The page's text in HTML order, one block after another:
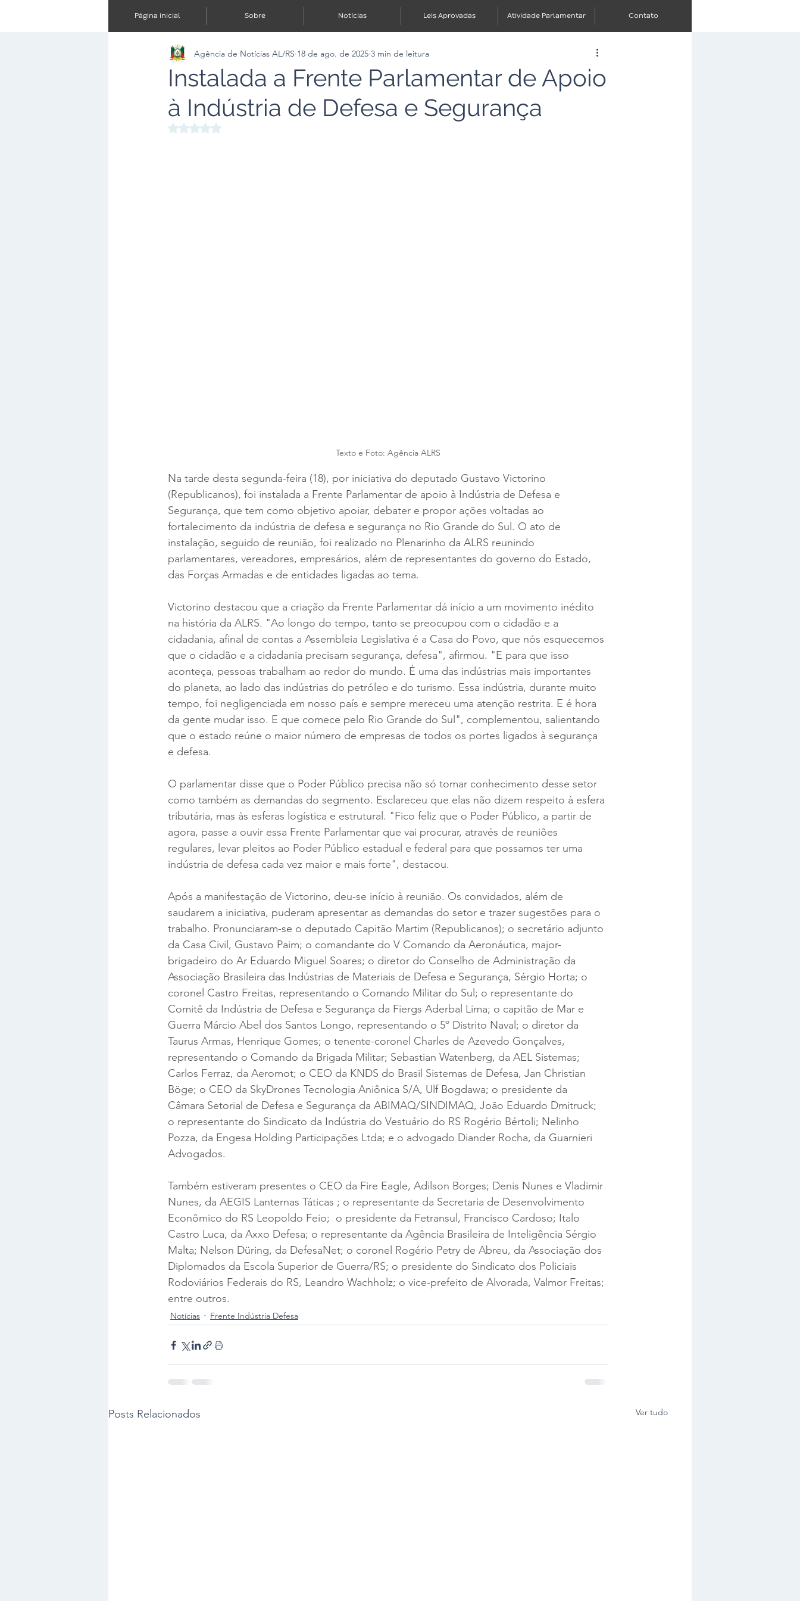
Página inicial Sobre Notícias Leis Aprovadas Atividade Parlamentar Contato
Instalada a Frente Parlamentar de Apoio
à Indústria de Defesa e Segurança
Agência de Notícias AL/RS 18 de ago. de 2025 3 min de leitura
Avaliado com NaN de 5 estrelas.
Texto e Foto: Agência ALRS
Na tarde desta segunda-feira (18), por iniciativa do deputado Gustavo Victorino
(Republicanos), foi instalada a Frente Parlamentar de apoio à Indústria de Defesa e
Segurança, que tem como objetivo apoiar, debater e propor ações voltadas ao
fortalecimento da indústria de defesa e segurança no Rio Grande do Sul. O ato de
instalação, seguido de reunião, foi realizado no Plenarinho da ALRS reunindo
parlamentares, vereadores, empresários, além de representantes do governo do Estado,
das Forças Armadas e de entidades ligadas ao tema.
Victorino destacou que a criação da Frente Parlamentar dá início a um movimento inédito
na história da ALRS. "Ao longo do tempo, tanto se preocupou com o cidadão e a
cidadania, afinal de contas a Assembleia Legislativa é a Casa do Povo, que nós esquecemos
que o cidadão e a cidadania precisam segurança, defesa", afirmou. "E para que isso
aconteça, pessoas trabalham ao redor do mundo. É uma das indústrias mais importantes
do planeta, ao lado das indústrias do petróleo e do turismo. Essa indústria, durante muito
tempo, foi negligenciada em nosso país e sempre mereceu uma atenção restrita. E é hora
da gente mudar isso. E que comece pelo Rio Grande do Sul", complementou, salientando
que o estado reúne o maior número de empresas de todos os portes ligados à segurança
e defesa.
O parlamentar disse que o Poder Público precisa não só tomar conhecimento desse setor
como também as demandas do segmento. Esclareceu que elas não dizem respeito à esfera
tributária, mas às esferas logística e estrutural. "Fico feliz que o Poder Público, a partir de
agora, passe a ouvir essa Frente Parlamentar que vai procurar, através de reuniões
regulares, levar pleitos ao Poder Público estadual e federal para que possamos ter uma
indústria de defesa cada vez maior e mais forte", destacou.
Após a manifestação de Victorino, deu-se início à reunião. Os convidados, além de
saudarem a iniciativa, puderam apresentar as demandas do setor e trazer sugestões para o
trabalho. Pronunciaram-se o deputado Capitão Martim (Republicanos); o secretário adjunto
da Casa Civil, Gustavo Paim; o comandante do V Comando da Aeronáutica, major-
brigadeiro do Ar Eduardo Miguel Soares; o diretor do Conselho de Administração da
Associação Brasileira das Indústrias de Materiais de Defesa e Segurança, Sérgio Horta; o
coronel Castro Freitas, representando o Comando Militar do Sul; o representante do
Comitê da Indústria de Defesa e Segurança da Fiergs Aderbal Lima; o capitão de Mar e
Guerra Márcio Abel dos Santos Longo, representando o 5º Distrito Naval; o diretor da
Taurus Armas, Henrique Gomes; o tenente-coronel Charles de Azevedo Gonçalves,
representando o Comando da Brigada Militar; Sebastian Watenberg, da AEL Sistemas;
Carlos Ferraz, da Aeromot; o CEO da KNDS do Brasil Sistemas de Defesa, Jan Christian
Böge; o CEO da SkyDrones Tecnologia Aniônica S/A, Ulf Bogdawa; o presidente da
Câmara Setorial de Defesa e Segurança da ABIMAQ/SINDIMAQ, João Eduardo Dmitruck;
o representante do Sindicato da Indústria do Vestuário do RS Rogério Bértoli; Nelinho
Pozza, da Engesa Holding Participações Ltda; e o advogado Diander Rocha, da Guarnieri
Advogados.
Também estiveram presentes o CEO da Fire Eagle, Adilson Borges; Denis Nunes e Vladimir
Nunes, da AEGIS Lanternas Táticas ; o representante da Secretaria de Desenvolvimento
Econômico do RS Leopoldo Feio;  o presidente da Fetransul, Francisco Cardoso; Italo
Castro Luca, da Axxo Defesa; o representante da Agência Brasileira de Inteligência Sérgio
Malta; Nelson Düring, da DefesaNet; o coronel Rogério Petry de Abreu, da Associação dos
Diplomados da Escola Superior de Guerra/RS; o presidente do Sindicato dos Policiais
Rodoviários Federais do RS, Leandro Wachholz; o vice-prefeito de Alvorada, Valmor Freitas;
entre outros.
Notícias Frente Indústria Defesa
Posts Relacionados Ver tudo